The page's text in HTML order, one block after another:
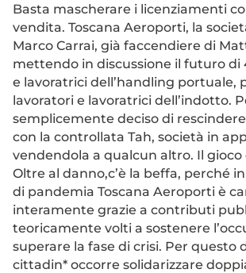
Basta mascherare i licenziamenti
vendita. Toscana Aeroporti, la
Marco Carrai, già faccendiere di
mettendo in discussione il futuro di
e lavoratrici dell’handling portuale,
lavoratori e lavoratrici dell’indotto.
semplicemente deciso di
con la controllata Tah, società in
vendendola a qualcun altro. Il gioco
Oltre al danno,c’è la beffa, perché
di pandemia Toscana Aeroporti è
interamente grazie a contributi
teoricamente volti a sostenere
superare la fase di crisi. Per questo
cittadin* occorre solidarizzare